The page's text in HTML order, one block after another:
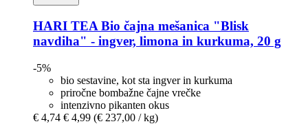
HARI TEA Bio čajna mešanica "Blisk
navdiha" -​ ingver, limona in kurkuma, 20 g
-5%
bio sestavine, kot sta ingver in kurkuma
priročne bombažne čajne vrečke
intenzivno pikanten okus
€ 4,74 € 4,99 (€ 237,00 / kg)